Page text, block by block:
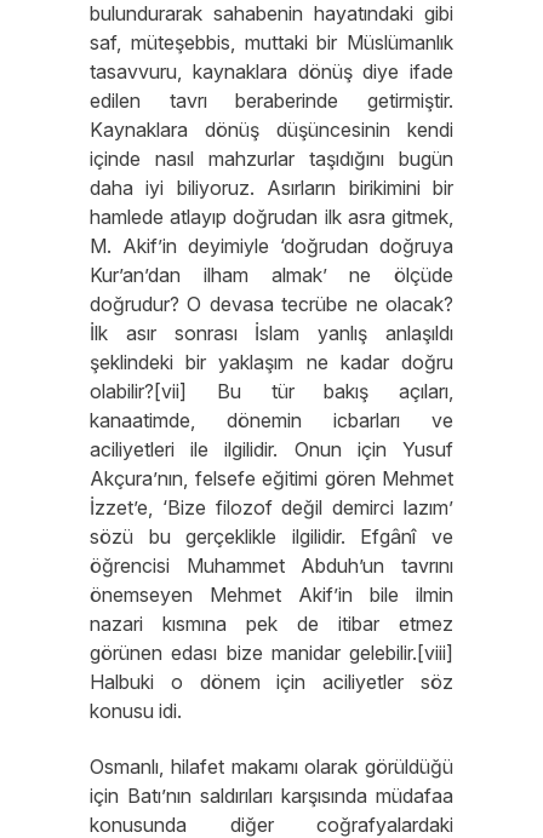
bulundurarak sahabenin hayatındaki gibi
saf, müteşebbis, muttaki bir Müslümanlık
tasavvuru, kaynaklara dönüş diye ifade
edilen tavrı beraberinde getirmiştir.
Kaynaklara dönüş düşüncesinin kendi
içinde nasıl mahzurlar taşıdığını bugün
daha iyi biliyoruz. Asırların birikimini bir
hamlede atlayıp doğrudan ilk asra gitmek,
M. Akif’in deyimiyle ‘doğrudan doğruya
Kur’an’dan ilham almak’ ne ölçüde
doğrudur? O devasa tecrübe ne olacak?
İlk asır sonrası İslam yanlış anlaşıldı
şeklindeki bir yaklaşım ne kadar doğru
olabilir?[vii] Bu tür bakış açıları,
kanaatimde, dönemin icbarları ve
aciliyetleri ile ilgilidir. Onun için Yusuf
Akçura’nın, felsefe eğitimi gören Mehmet
İzzet’e, ‘Bize filozof değil demirci lazım’
sözü bu gerçeklikle ilgilidir. Efgânî ve
öğrencisi Muhammet Abduh’un tavrını
önemseyen Mehmet Akif’in bile ilmin
nazari kısmına pek de itibar etmez
görünen edası bize manidar gelebilir.[viii]
Halbuki o dönem için aciliyetler söz
konusu idi.
Osmanlı, hilafet makamı olarak görüldüğü
için Batı’nın saldırıları karşısında müdafaa
konusunda diğer coğrafyalardaki